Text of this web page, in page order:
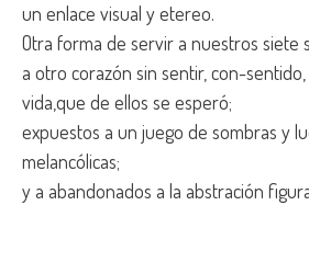
un enlace visual y etereo.
Otra forma de servir a nuestros siete
a otro corazón sin sentir, con-
vida,que de ellos se esperó;
expuestos a un juego de sombras y
melancólicas;
y a abandonados a la abstración